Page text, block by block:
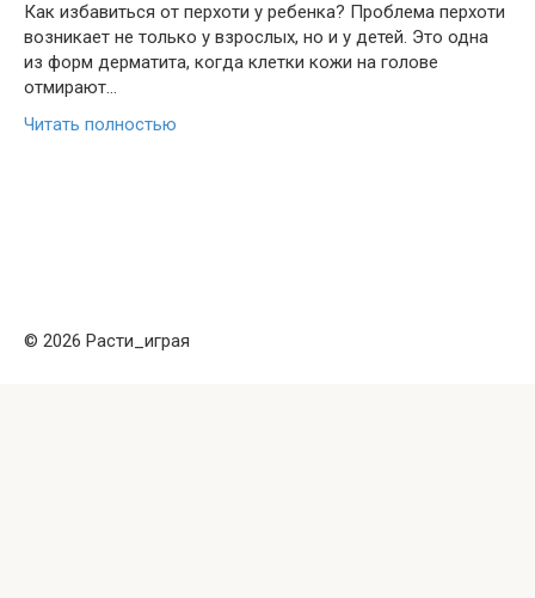
Как избавиться от перхоти у ребенка? Проблема перхоти
возникает не только у взрослых, но и у детей. Это одна
из форм дерматита, когда клетки кожи на голове
отмирают…
Читать полностью
© 2026 Расти_играя